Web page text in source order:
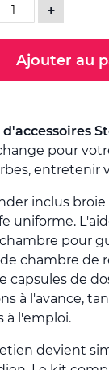
+
Ajouter au
d'accessoires
pour
entretenir
inclus
uniforme.
pour
chambre de
capsules de
à l'avance,
à l'emploi.
devient